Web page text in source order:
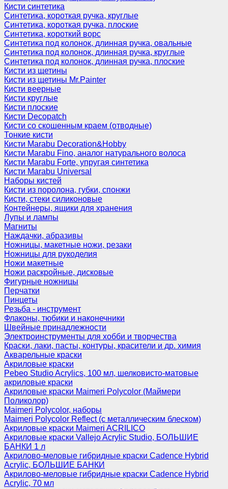
Кисти синтетика
Синтетика, короткая ручка, круглые
Синтетика, короткая ручка, плоские
Синтетика, короткий ворс
Синтетика под колонок, длинная ручка, овальные
Синтетика под колонок, длинная ручка, круглые
Синтетика под колонок, длинная ручка, плоские
Кисти из щетины
Кисти из щетины Mr.Painter
Кисти веерные
Кисти круглые
Кисти плоские
Кисти Decopatch
Кисти со скошенным краем (отводные)
Тонкие кисти
Кисти Marabu Decoration&Hobby
Кисти Marabu Fino, аналог натурального волоса
Кисти Marabu Forte, упругая синтетика
Кисти Marabu Universal
Наборы кистей
Кисти из поролона, губки, спонжи
Кисти, стеки силиконовые
Контейнеры, ящики для хранения
Лупы и лампы
Магниты
Наждачки, абразивы
Ножницы, макетные ножи, резаки
Ножницы для рукоделия
Ножи макетные
Ножи раскройные, дисковые
Фигурные ножницы
Перчатки
Пинцеты
Резьба - инструмент
Флаконы, тюбики и наконечники
Швейные принадлежности
Электроинструменты для хобби и творчества
Краски, лаки, пасты, контуры, красители и др. химия
Акварельные краски
Акриловые краски
Pebeo Studio Acrylics, 100 мл, шелковисто-матовые
акриловые краски
Акриловые краски Maimeri Polycolor (Маймери
Поликолор)
Maimeri Polycolor, наборы
Maimeri Polycolor Reflect (с металлическим блеском)
Акриловые краски Maimeri ACRILICO
Акриловые краски Vallejo Acrylic Studio, БОЛЬШИЕ
БАНКИ 1 л
Акрилово-меловые гибридные краски Cadence Hybrid
Acrylic, БОЛЬШИЕ БАНКИ
Акрилово-меловые гибридные краски Cadence Hybrid
Acrylic, 70 мл